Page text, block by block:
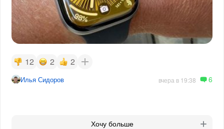
12 2 2
Илья Сидоров вчера в 19:38 6
Хочу больше